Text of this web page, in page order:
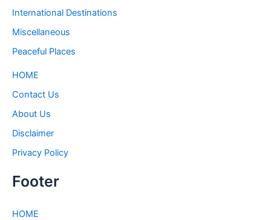
International Destinations
Miscellaneous
Peaceful Places
HOME
Contact Us
About Us
Disclaimer
Privacy Policy
Footer
HOME